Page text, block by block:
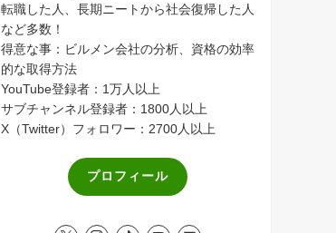
転職した人、長期ニートから社会復帰した人
など多数！
得意な事：ビルメン会社の分析、資格の効率
的な取得方法
YouTube登録者：1万人以上
サブチャンネル登録者：1800人以上
X（Twitter）フォロワー：2700人以上
プロフィール